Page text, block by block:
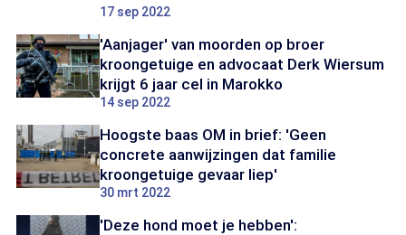
17 sep 2022
'Aanjager' van moorden op broer
kroongetuige en advocaat Derk Wiersum
krijgt 6 jaar cel in Marokko
14 sep 2022
Hoogste baas OM in brief: 'Geen
concrete aanwijzingen dat familie
kroongetuige gevaar liep'
30 mrt 2022
'Deze hond moet je hebben':